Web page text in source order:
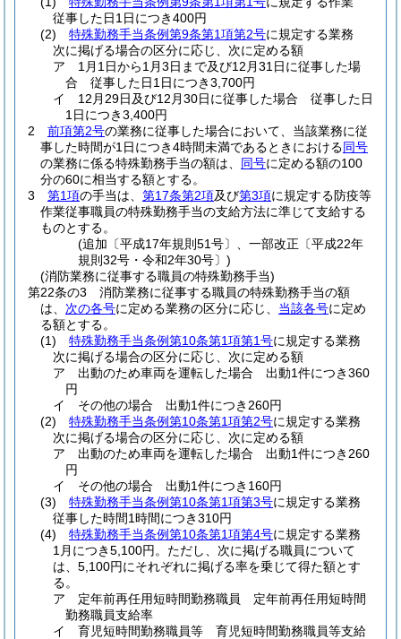
従事した日1日につき400円
(2)
特殊勤務手当条例第9条第1項第2号に規定する業務
次に掲げる場合の区分に応じ、次に定める額
ア
1月1日から1月3日まで及び12月31日に従事した場
合 従事した日1日につき3,700円
イ
12月29日及び12月30日に従事した場合 従事した日
1日につき3,400円
2
前項第2号の業務に従事した場合において、当該業務に従
事した時間が1日につき4時間未満であるときにおける同号
の業務に係る特殊勤務手当の額は、 同号に定める額の100
分の60に相当する額とする。
3
第1項の手当は、 第17条第2項及び第3項に規定する防疫等
作業従事職員の特殊勤務手当の支給方法に準じて支給する
ものとする。
(追加〔平成17年規則51号〕、一部改正〔平成22年
規則32号・令和2年30号〕)
(消防業務に従事する職員の特殊勤務手当)
第22条の3
消防業務に従事する職員の特殊勤務手当の額
は、 次の各号に定める業務の区分に応じ、 当該各号に定め
る額とする。
(1)
特殊勤務手当条例第10条第1項第1号に規定する業務
次に掲げる場合の区分に応じ、次に定める額
ア
出動のため車両を運転した場合 出動1件につき360
円
イ
その他の場合 出動1件につき260円
(2)
特殊勤務手当条例第10条第1項第2号に規定する業務
次に掲げる場合の区分に応じ、次に定める額
ア
出動のため車両を運転した場合 出動1件につき260
円
イ
その他の場合 出動1件につき160円
(3)
特殊勤務手当条例第10条第1項第3号に規定する業務
従事した時間1時間につき310円
(4)
特殊勤務手当条例第10条第1項第4号に規定する業務
1月につき5,100円。 ただし、次に掲げる職員について
は、5,100円にそれぞれに掲げる率を乗じて得た額とす
る。
ア
定年前再任用短時間勤務職員 定年前再任用短時間
勤務職員支給率
イ
育児短時間勤務職員等 育児短時間勤務職員等支給